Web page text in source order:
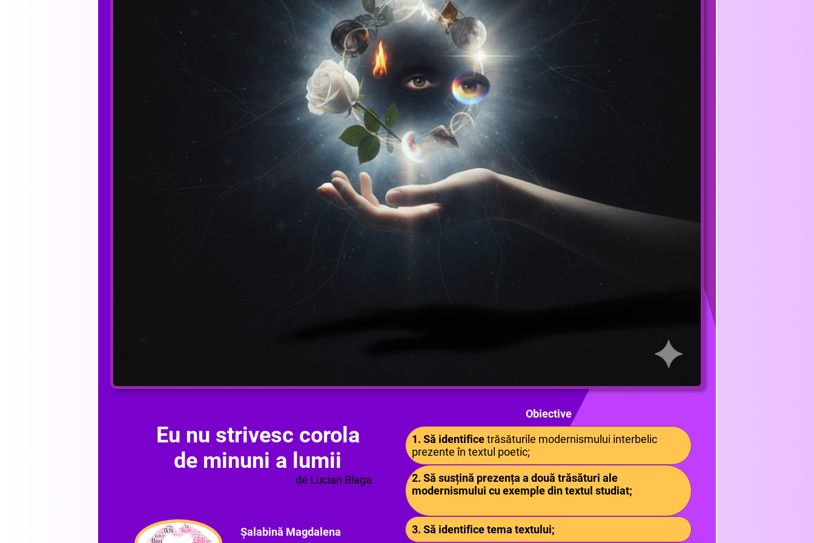
Eu nu strivesc corola
de minuni a lumii
de Lucian Blaga
Șalabină Magdalena
Obiective
1.Să identificetrăsăturile modernismului interbelic
prezente în textul poetic;
2. Să susțină prezența a două trăsături ale
modernismului cu exemple din textul studiat;
3. Să identifice tema textului;